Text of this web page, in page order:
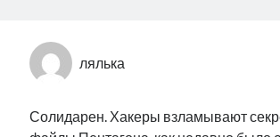
лялька
Солидарен. Хакеры взламывают